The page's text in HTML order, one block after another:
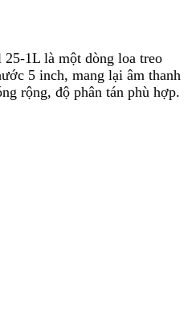
25-1L là một dòng loa treo
5 inch, mang lại âm thanh
rộng, độ phân tán phù hợp.